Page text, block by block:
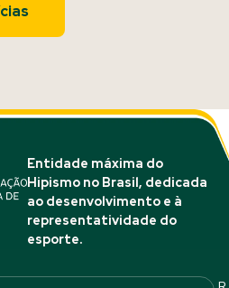
Entidade máxima do
Hipismo no Brasil, dedicada
ao desenvolvimento e à
representatividade do
esporte.